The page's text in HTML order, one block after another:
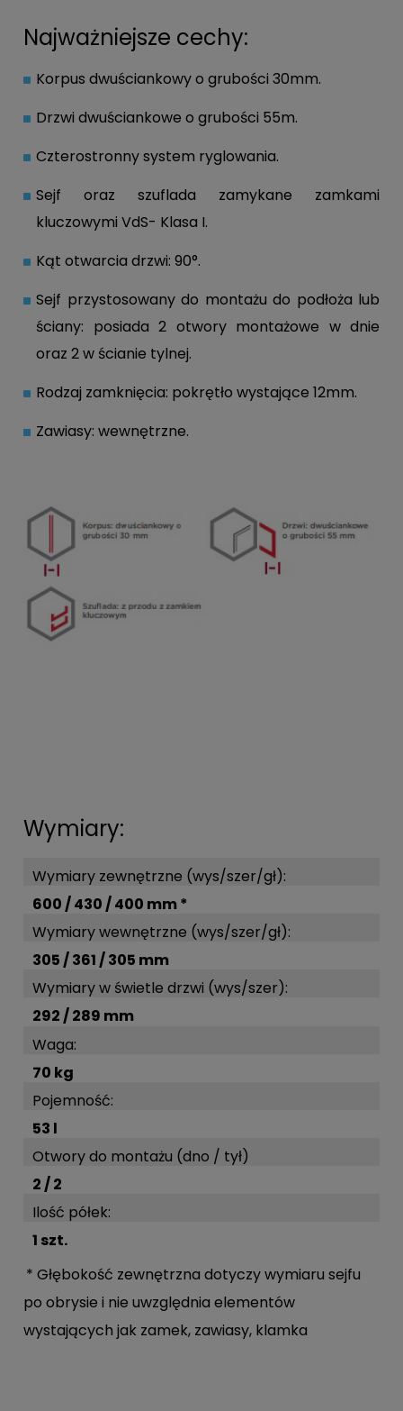
Najważniejsze cechy:
Korpus dwuściankowy o grubości 30mm.
Drzwi dwuściankowe o grubości 55m.
Czterostronny system ryglowania.
Sejf oraz szuflada zamykane zamkami
kluczowymi VdS- Klasa I.
Kąt otwarcia drzwi: 90°.
Sejf przystosowany do montażu do podłoża lub
ściany: posiada 2 otwory montażowe w dnie
oraz 2 w ścianie tylnej.
Rodzaj zamknięcia: pokrętło wystające 12mm.
Zawiasy: wewnętrzne.
Wymiary:
Wymiary zewnętrzne (wys/szer/gł):
600 / 430 / 400 mm *
Wymiary wewnętrzne (wys/szer/gł):
305 / 361 / 305 mm
Wymiary w świetle drzwi (wys/szer):
292 / 289 mm
Waga:
70 kg
Pojemność:
53 l
Otwory do montażu (dno / tył)
2 / 2
Ilość półek:
1 szt.
* Głębokość zewnętrzna dotyczy wymiaru sejfu
po obrysie i nie uwzględnia elementów
wystających jak zamek, zawiasy, klamka